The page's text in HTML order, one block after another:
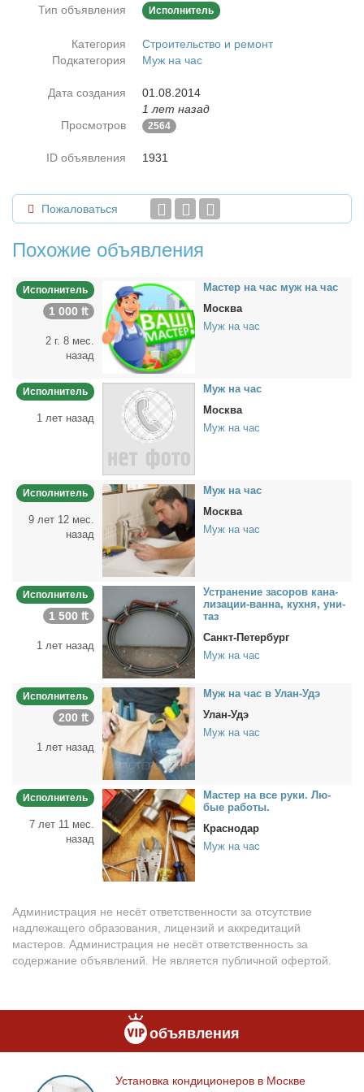
Тип объявления Исполнитель
Категория
Строительство и ремонт
Подкатегория
Муж на час
Дата создания
01.08.2014
1 лет назад
Просмотров
2564
ID объявления 1931
Пожаловаться
Похожие объявления
Исполнитель
1 000 ₶
2 г. 8 мес.
назад
Ма­стер на час муж на час
Москва
Муж на час
Исполнитель
1 лет назад
Муж на час
Москва
Муж на час
Исполнитель
9 лет 12 мес.
назад
Муж на час
Москва
Муж на час
Исполнитель
1 500 ₶
1 лет назад
Устра­не­ние за­со­ров ка­на­
ли­за­ции-ван­на, кух­ня, уни­
таз
Санкт-Петербург
Муж на час
Исполнитель
200 ₶
1 лет назад
Муж на час в Улан-Удэ
Улан-Удэ
Муж на час
Исполнитель
7 лет 11 мес.
назад
Ма­стер на все ру­ки. Лю­
бые ра­бо­ты.
Краснодар
Муж на час
Администрация не несёт ответственности за отсутствие
надлежащего образования, лицензий и аккредитаций
мастеров. Администрация не несёт ответственность за
содержание объявлений. Не является публичной офертой.
объявления
Установка
Уста­нов­ка кон­ди­ци­о­не­ров в Москве